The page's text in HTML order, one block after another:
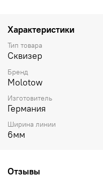
система заправки
на дне. Предусмотрены
Характеристики
Тип товара
Сквизер
Бренд
Molotow
Изготовитель
Германия
Ширина линии
6мм
Отзывы